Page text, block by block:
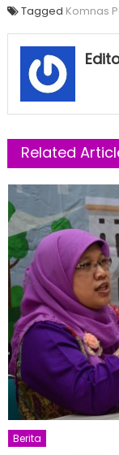
Tagged Komnas
Related
Berita